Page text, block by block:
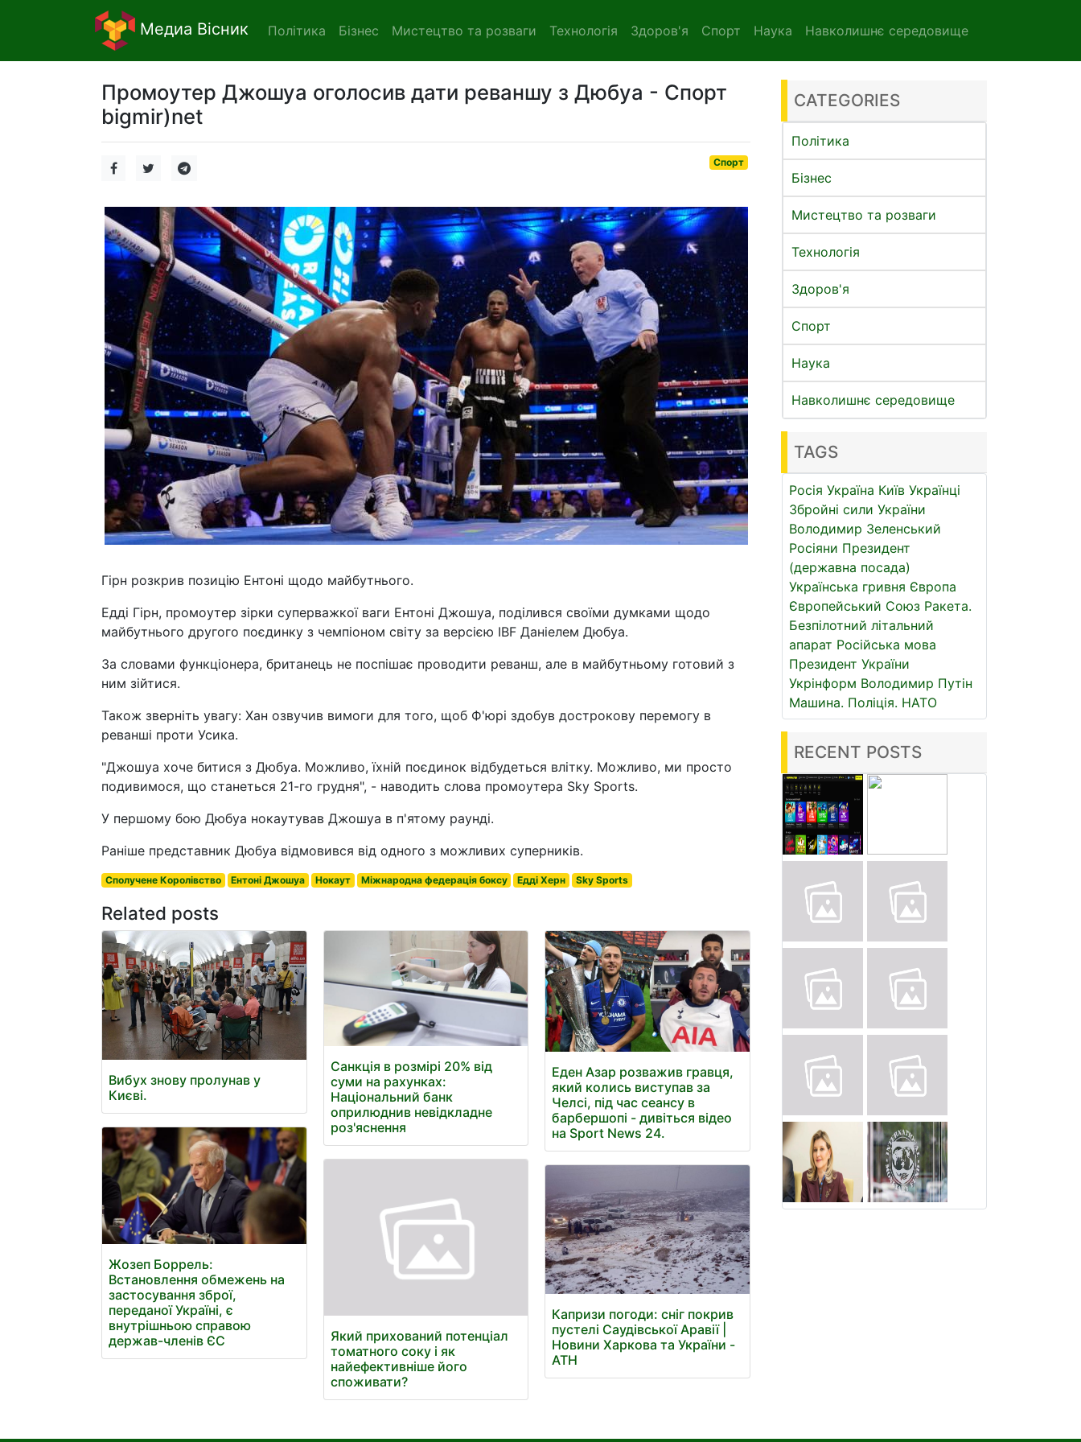
Медиа Вісник Політика Бізнес Мистецтво та розваги Технологія Здоров'я Спорт Наука Навколишнє середовище
Промоутер Джошуа оголосив дати реваншу з Дюбуа - Спорт
bigmir)net
Спорт
Гірн розкрив позицію Ентоні щодо майбутнього.
Едді Гірн, промоутер зірки суперважкої ваги Ентоні Джошуа, поділився своїми думками щодо
майбутнього другого поєдинку з чемпіоном світу за версією IBF Даніелем Дюбуа.
За словами функціонера, британець не поспішає проводити реванш, але в майбутньому готовий з
ним зійтися.
Також зверніть увагу: Хан озвучив вимоги для того, щоб Ф'юрі здобув дострокову перемогу в
реванші проти Усика.
"Джошуа хоче битися з Дюбуа. Можливо, їхній поєдинок відбудеться влітку. Можливо, ми просто
подивимося, що станеться 21-го грудня", - наводить слова промоутера Sky Sports.
У першому бою Дюбуа нокаутував Джошуа в п'ятому раунді.
Раніше представник Дюбуа відмовився від одного з можливих суперників.
Сполучене Королівство Ентоні Джошуа Нокаут Міжнародна федерація боксу Едді Херн Sky Sports
Related posts
Вибух знову пролунав у
Києві.
Жозеп Боррель:
Встановлення обмежень на
застосування зброї,
переданої Україні, є
внутрішньою справою
держав-членів ЄС
Санкція в розмірі 20% від
суми на рахунках:
Національний банк
оприлюднив невідкладне
роз'яснення
Який прихований потенціал
томатного соку і як
найефективніше його
споживати?
Еден Азар розважив гравця,
який колись виступав за
Челсі, під час сеансу в
барбершопі - дивіться відео
на Sport News 24.
Капризи погоди: сніг покрив
пустелі Саудівської Аравії |
Новини Харкова та України -
АТН
CATEGORIES
Політика
Бізнес
Мистецтво та розваги
Технологія
Здоров'я
Спорт
Наука
Навколишнє середовище
TAGS
Росія Україна Київ Українці
Збройні сили України
Володимир Зеленський
Росіяни Президент
(державна посада)
Українська гривня Європа
Європейський Союз Ракета.
Безпілотний літальний
апарат Російська мова
Президент України
Укрінформ Володимир Путін
Машина. Поліція. НАТО
RECENT POSTS